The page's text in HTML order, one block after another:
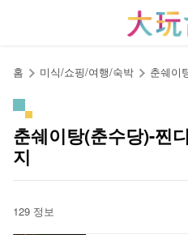
홈 미식/쇼핑/여행/숙박 춘쉐이
춘쉐이탕(춘수당)-찐
지
129 정보